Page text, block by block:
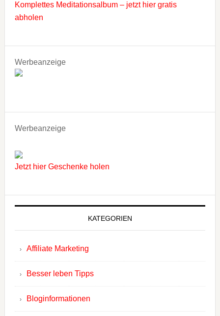
Komplettes Meditationsalbum – jetzt hier gratis
abholen
Werbeanzeige
Werbeanzeige
Jetzt hier Geschenke holen
KATEGORIEN
Affiliate Marketing
Besser leben Tipps
Bloginformationen